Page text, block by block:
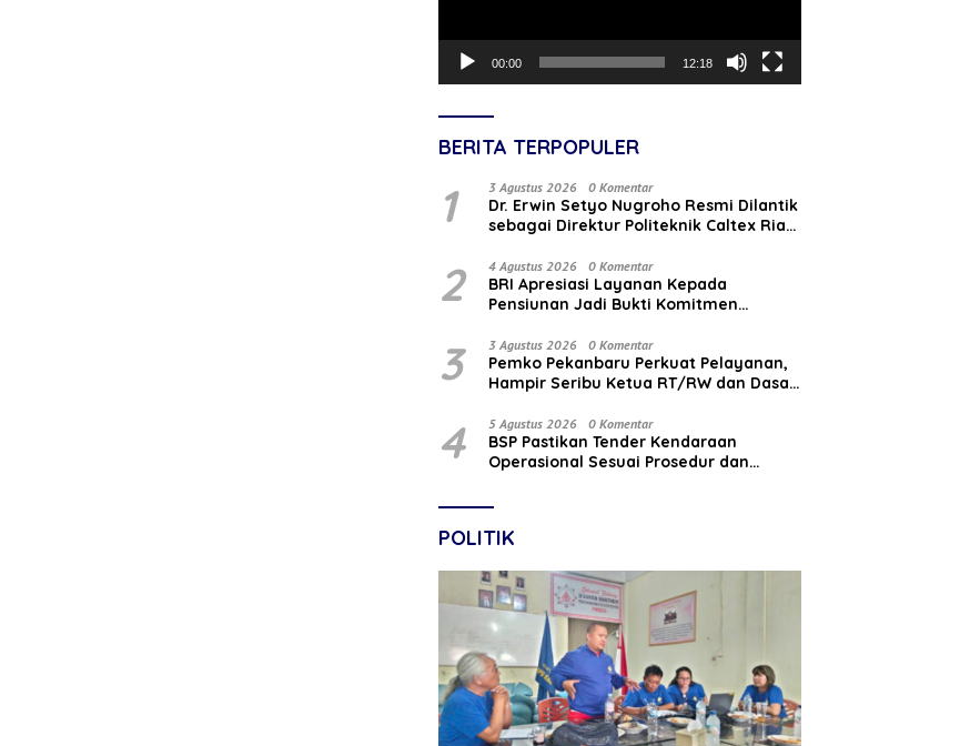
00:00 12:18
BERITA TERPOPULER
1 3 Agustus 2026 0 Komentar
‎Dr. Erwin Setyo Nugroho Resmi Dilantik
sebagai Direktur Politeknik Caltex Riau
2 4 Agustus 2026 0 Komentar
BRI Apresiasi Layanan Kepada
Pensiunan Jadi Bukti Komitmen
Nasabah
3 3 Agustus 2026 0 Komentar
Pemko Pekanbaru Perkuat Pelayanan,
Hampir Seribu Ketua RT/RW dan Dasa
4 5 Agustus 2026 0 Komentar
BSP Pastikan Tender Kendaraan
Operasional Sesuai Prosedur dan
POLITIK